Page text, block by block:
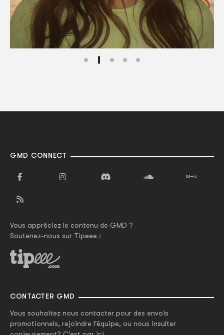
GMD CONNECT
Vous appréciez le contenu de GMD ?
Soutenez-nous sur Tipeee :
CONTACTER GMD
Vous souhaitez nous contacter pour des envois
promotionnels, rejoindre l'équipe, ou nous insulter